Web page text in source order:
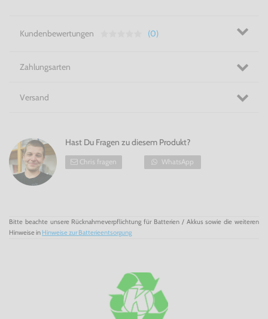
Kundenbewertungen (0)
Zahlungsarten
Versand
Hast Du Fragen zu diesem Produkt?
Chris fragen WhatsApp
Bitte beachte unsere Rücknahmeverpflichtung für Batterien / Akkus sowie die weiteren
Hinweise in Hinweise zur Batterieentsorgung